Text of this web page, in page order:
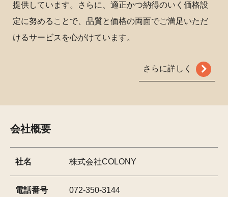
提供しています。さらに、適正かつ納得のいく価格設
定に努めることで、品質と価格の両面でご満足いただ
けるサービスを心がけています。
さらに詳しく
会社概要
社名 株式会社COLONY
電話番号 072-350-3144